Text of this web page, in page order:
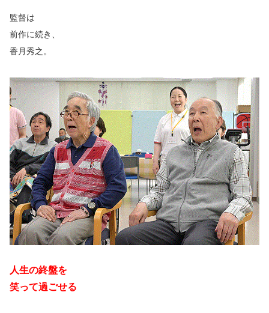
監督は
前作に続き、
香月秀之。
人生の終盤を
笑って過ごせる